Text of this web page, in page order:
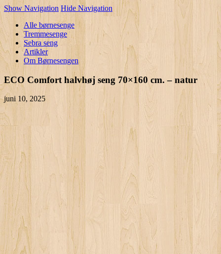
Show Navigation Hide Navigation
Alle børnesenge
Tremmesenge
Sebra seng
Artikler
Om Børnesengen
ECO Comfort halvhøj seng 70×160 cm. – natur
juni 10, 2025